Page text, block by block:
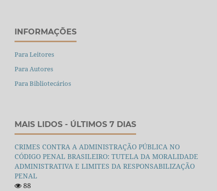
INFORMAÇÕES
Para Leitores
Para Autores
Para Bibliotecários
MAIS LIDOS - ÚLTIMOS 7 DIAS
CRIMES CONTRA A ADMINISTRAÇÃO PÚBLICA NO
CÓDIGO PENAL BRASILEIRO: TUTELA DA MORALIDADE
ADMINISTRATIVA E LIMITES DA RESPONSABILIZAÇÃO
PENAL
88